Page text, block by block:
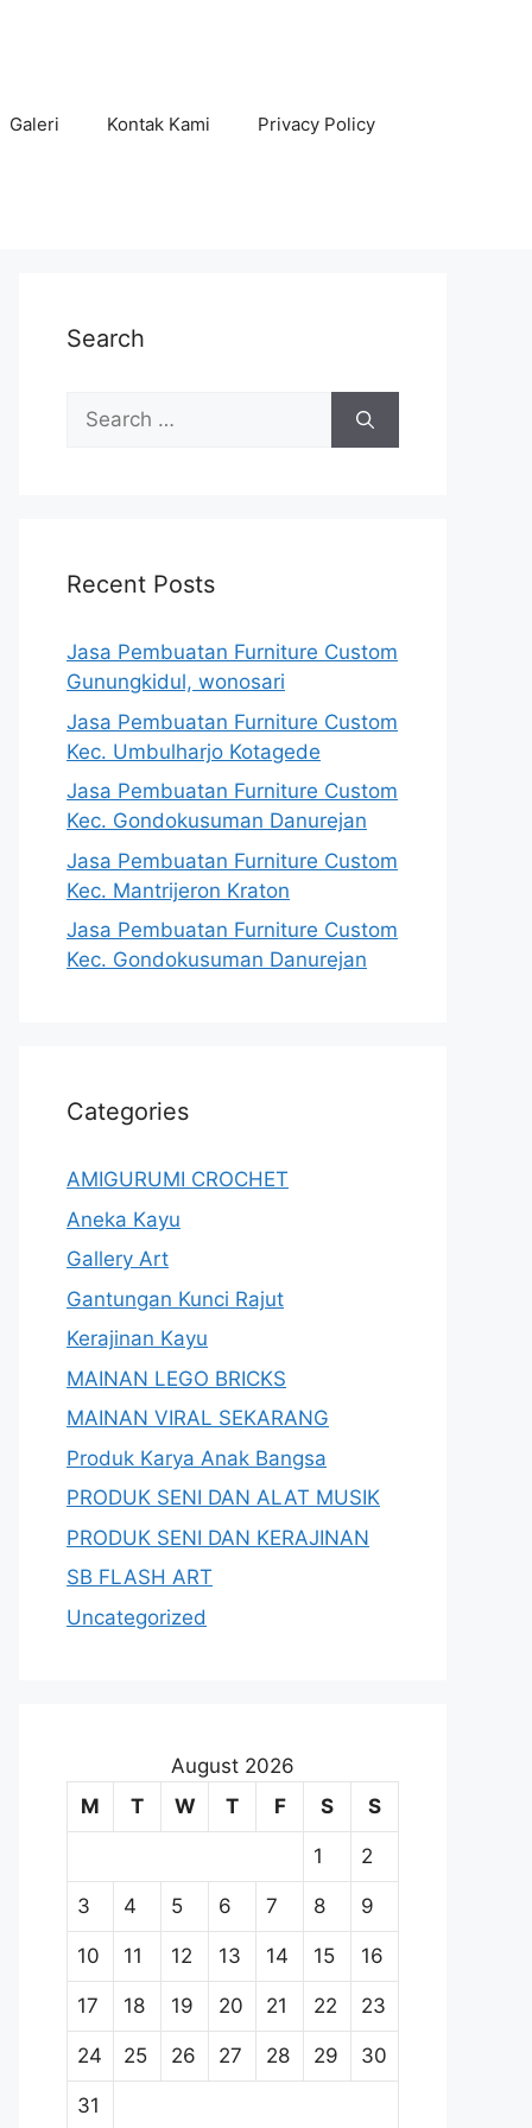
Galeri Kontak Kami Privacy Policy
Search
Search
for:
Recent Posts
Jasa Pembuatan Furniture Custom
Gunungkidul, wonosari
Jasa Pembuatan Furniture Custom
Kec. Umbulharjo Kotagede
Jasa Pembuatan Furniture Custom
Kec. Gondokusuman Danurejan
Jasa Pembuatan Furniture Custom
Kec. Mantrijeron Kraton
Jasa Pembuatan Furniture Custom
Kec. Gondokusuman Danurejan
Categories
AMIGURUMI CROCHET
Aneka Kayu
Gallery Art
Gantungan Kunci Rajut
Kerajinan Kayu
MAINAN LEGO BRICKS
MAINAN VIRAL SEKARANG
Produk Karya Anak Bangsa
PRODUK SENI DAN ALAT MUSIK
PRODUK SENI DAN KERAJINAN
SB FLASH ART
Uncategorized
August 2026
M
T W T F S S
1 2
3 4 5 6 7 8 9
10 11 12 13 14 15 16
17 18 19 20 21 22 23
24 25 26 27 28 29 30
31